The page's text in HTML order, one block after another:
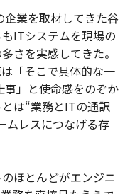
企業を取材してきた谷
ITシステムを現場の
さを実感してきた。
「そこで具体的な一
」と使命感をのぞか
は“業務とITの通訳
ムレスにつなげる存
ほとんどがエンジニ